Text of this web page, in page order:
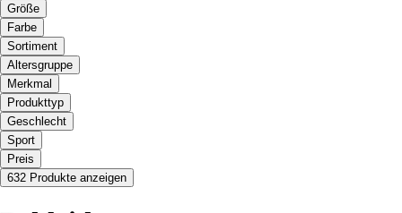
Größe
Farbe
Sortiment
Altersgruppe
Merkmal
Produkttyp
Geschlecht
Sport
Preis
632 Produkte anzeigen